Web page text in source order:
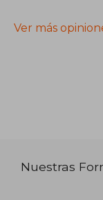
Ver más
Nuestras